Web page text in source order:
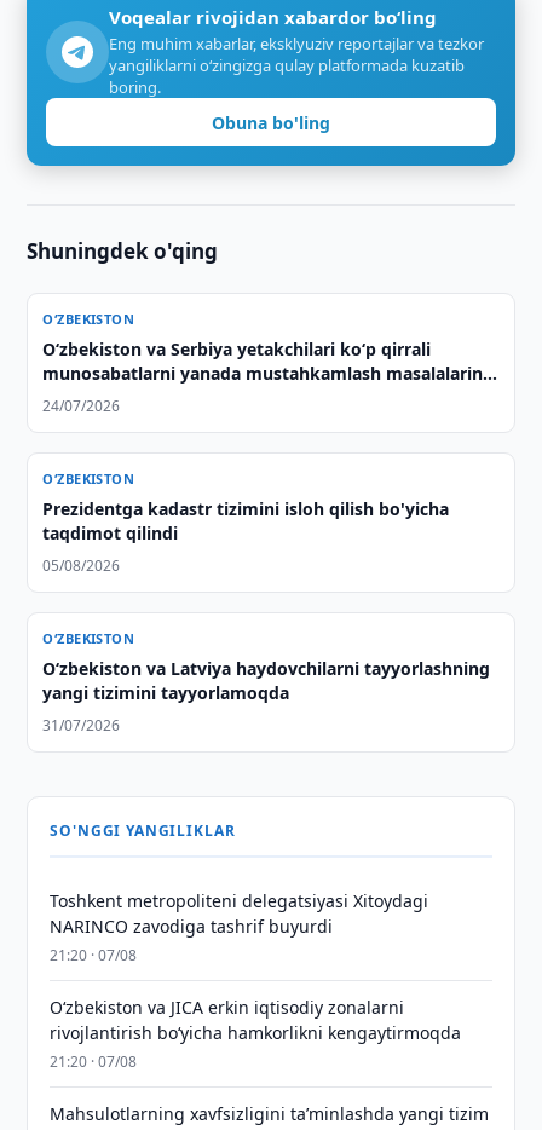
Voqealar rivojidan xabardor bo‘ling
Eng muhim xabarlar, eksklyuziv reportajlar va tezkor
yangiliklarni o‘zingizga qulay platformada kuzatib
boring.
Obuna bo'ling
Shuningdek o'qing
O‘ZBEKISTON
Oʻzbekiston va Serbiya yetakchilari koʻp qirrali
munosabatlarni yanada mustahkamlash masalalarini
muhokama qildilar
24/07/2026
O‘ZBEKISTON
Prezidentga kadastr tizimini isloh qilish bo'yicha
taqdimot qilindi
05/08/2026
O‘ZBEKISTON
Oʻzbekiston va Latviya haydovchilarni tayyorlashning
yangi tizimini tayyorlamoqda
31/07/2026
SO'NGGI YANGILIKLAR
Toshkent metropoliteni delegatsiyasi Xitoydagi
NARINCO zavodiga tashrif buyurdi
21:20 · 07/08
Oʻzbekiston va JICA erkin iqtisodiy zonalarni
rivojlantirish boʻyicha hamkorlikni kengaytirmoqda
21:20 · 07/08
Mahsulotlarning xavfsizligini taʼminlashda yangi tizim